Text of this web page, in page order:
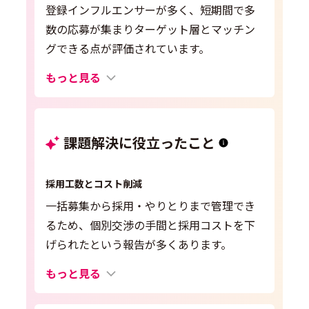
登録インフルエンサーが多く、短期間で多
数の応募が集まりターゲット層とマッチン
グできる点が評価されています。
もっと見る
課題解決に役立ったこと
採用工数とコスト削減
一括募集から採用・やりとりまで管理でき
るため、個別交渉の手間と採用コストを下
げられたという報告が多くあります。
もっと見る